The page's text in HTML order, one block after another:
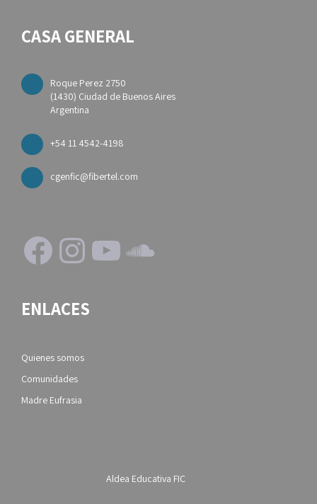
CASA GENERAL
Roque Perez 2750
(1430) Ciudad de Buenos Aires
Argentina
+54 11 4542-4198
cgenfic@fibertel.com
Facebook
Instagram
YouTube
SoundCloud
ENLACES
Quienes somos
Comunidades
Madre Eufrasia
Aldea Educativa FIC